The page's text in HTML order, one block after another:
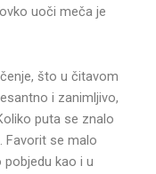
uoči meča je
što u čitavom
i zanimljivo,
puta se znalo
Favorit se malo
kao i u